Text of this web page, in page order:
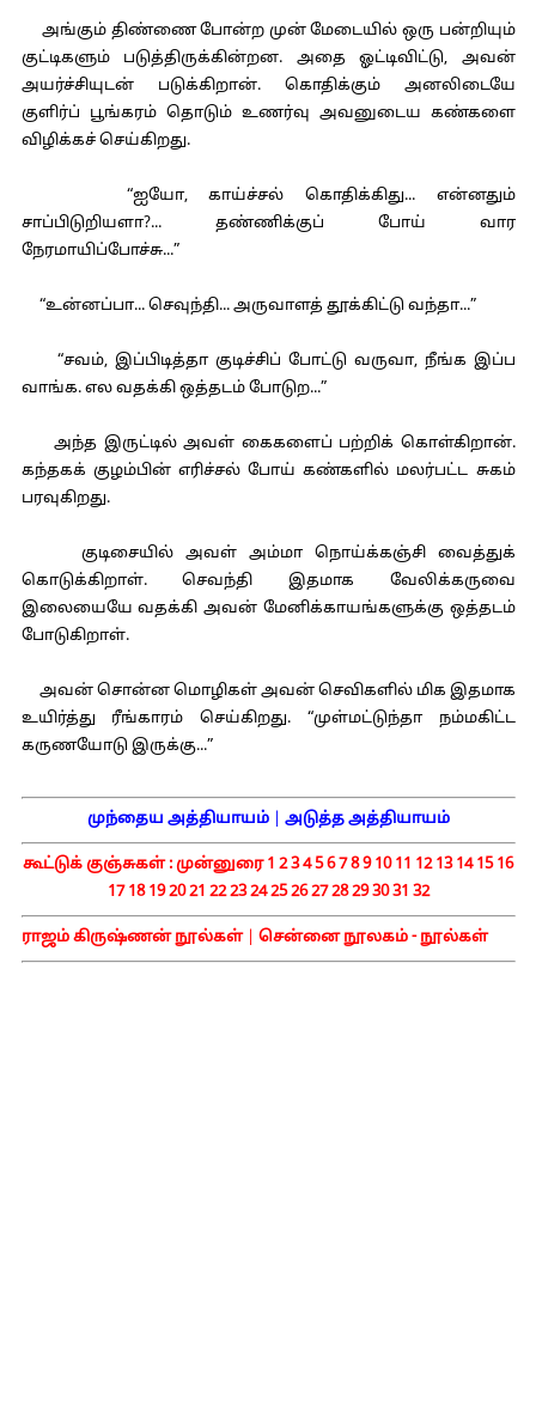
அங்கும் திண்ணை போன்ற முன் மேடையில் ஒரு பன்றியும்
குட்டிகளும் படுத்திருக்கின்றன. அதை ஓட்டிவிட்டு, அவன்
அயர்ச்சியுடன் படுக்கிறான். கொதிக்கும் அனலிடையே
குளிர்ப் பூங்கரம் தொடும் உணர்வு அவனுடைய கண்களை
விழிக்கச் செய்கிறது.
“ஐயோ, காய்ச்சல் கொதிக்கிது... என்னதும்
சாப்பிடுறியளா?... தண்ணிக்குப் போய் வார
நேரமாயிப்போச்சு...”
“உன்னப்பா... செவுந்தி... அருவாளத் தூக்கிட்டு வந்தா...”
“சவம், இப்பிடித்தா குடிச்சிப் போட்டு வருவா, நீங்க இப்ப
வாங்க. எல வதக்கி ஒத்தடம் போடுற...”
அந்த இருட்டில் அவள் கைகளைப் பற்றிக் கொள்கிறான்.
கந்தகக் குழம்பின் எரிச்சல் போய் கண்களில் மலர்பட்ட சுகம்
பரவுகிறது.
குடிசையில் அவள் அம்மா நொய்க்கஞ்சி வைத்துக்
கொடுக்கிறாள். செவந்தி இதமாக வேலிக்கருவை
இலையையே வதக்கி அவன் மேனிக்காயங்களுக்கு ஒத்தடம்
போடுகிறாள்.
அவன் சொன்ன மொழிகள் அவன் செவிகளில் மிக இதமாக
உயிர்த்து ரீங்காரம் செய்கிறது. “முள்மட்டுந்தா நம்மகிட்ட
கருணயோடு இருக்கு...”
முந்தைய அத்தியாயம்| அடுத்த அத்தியாயம்
கூட்டுக் குஞ்சுகள் :முன்னுரை1 234567891011 1213141516
1718192021 22232425262728293031 32
ராஜம் கிருஷ்ணன் நூல்கள்| சென்னை நூலகம் - நூல்கள்